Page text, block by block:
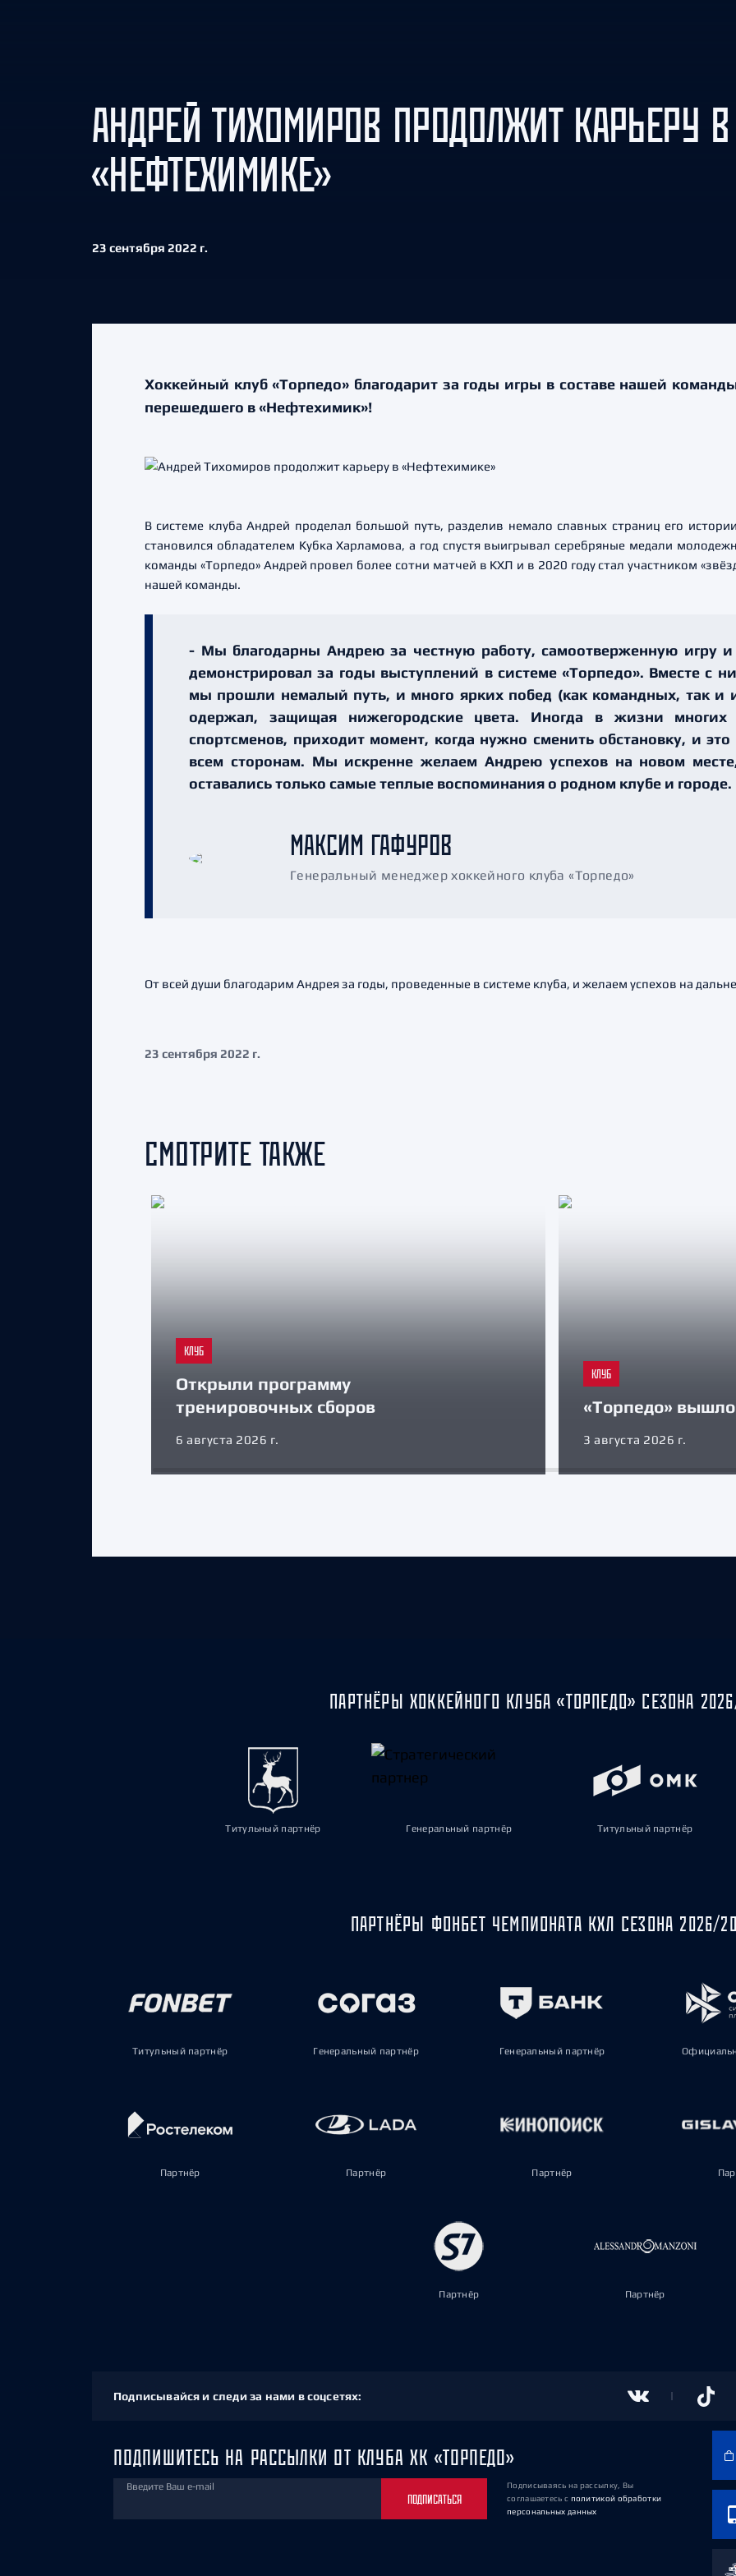
АНДРЕЙ ТИХОМИРОВ ПРОДОЛЖИТ КАРЬЕРУ В
«НЕФТЕХИМИКЕ»
23 сентября 2022 г.
Хоккейный клуб «Торпедо» благодарит за годы игры в составе нашей
перешедшего в «Нефтехимик»!
В системе клуба Андрей проделал большой путь, разделив немало славных страниц его
становился обладателем Кубка Харламова, а год спустя выигрывал серебряные медали
команды «Торпедо» Андрей провел более сотни матчей в КХЛ и в 2020 году стал участником
нашей команды.
- Мы благодарны Андрею за честную работу, самоотверженную игру
демонстрировал за годы выступлений в системе «Торпедо». Вместе с
мы прошли немалый путь, и много ярких побед (как командных, так и
одержал, защищая нижегородские цвета. Иногда в жизни
спортсменов, приходит момент, когда нужно сменить обстановку, и
всем сторонам. Мы искренне желаем Андрею успехов на новом
оставались только самые теплые воспоминания о родном клубе и городе.
МАКСИМ ГАФУРОВ
Генеральный менеджер хоккейного клуба «Торпедо»
От всей души благодарим Андрея за годы, проведенные в системе клуба, и желаем успехов на
23 сентября 2022 г.
СМОТРИТЕ ТАКЖЕ
КЛУБ
Открыли программу
тренировочных сборов
6 августа 2026 г.
КЛУБ
«Торпедо» вышло
3 августа 2026 г.
ПАРТНЁРЫ ХОККЕЙНОГО КЛУБА «ТОРПЕДО» СЕЗОНА
Титульный партнёр Генеральный партнёр Титульный партнёр
ПАРТНЁРЫ ФОНБЕТ ЧЕМПИОНАТА КХЛ СЕЗОНА 2026/
Титульный партнёр Генеральный партнёр Генеральный партнёр
Партнёр Партнёр Партнёр
Партнёр Партнёр
Подписывайся и следи за нами в соцсетях:
ПОДПИШИТЕСЬ НА РАССЫЛКИ ОТ КЛУБА ХК «ТОРПЕДО»
Введите Ваш e-mail
ПОДПИСАТЬСЯ
Подписываясь на рассылку, Вы
соглашаетесь с политикой обработки
персональных данных